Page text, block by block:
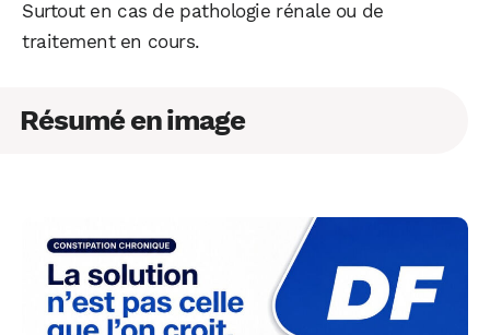
Surtout en cas de pathologie rénale ou de
traitement en cours.
Résumé en image